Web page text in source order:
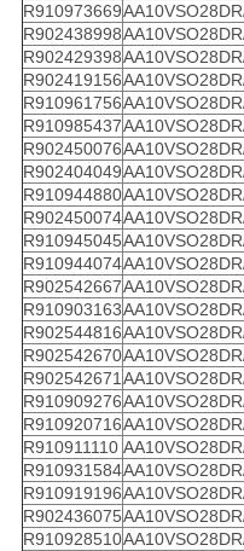
R910973669
R902438998
R902429398
R902419156
R910961756
R910985437
R902450076
R902404049
R910944880
R902450074
R910945045
R910944074
R902542667
R910903163
R902544816
R902542670
R902542671
R910909276
R910920716
R910911110
R910931584
R910919196
R902436075
R910928510